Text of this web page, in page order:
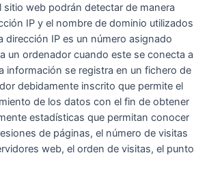
sitio web podrán detectar de manera
IP y el nombre de dominio utilizados
dirección IP es un número asignado
un ordenador cuando este se conecta a
información se registra en un fichero de
debidamente inscrito que permite el
de los datos con el fin de obtener
estadísticas que permitan conocer
de páginas, el número de visitas
web, el orden de visitas, el punto